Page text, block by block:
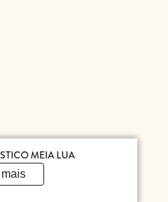
MEIA LUA